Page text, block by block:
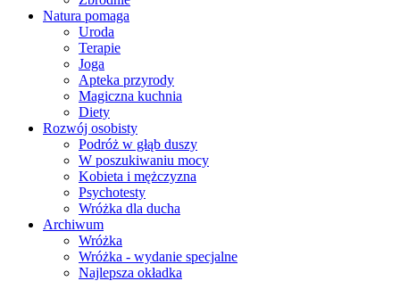
Natura pomaga
Uroda
Terapie
Joga
Apteka przyrody
Magiczna kuchnia
Diety
Rozwój osobisty
Podróż w głąb duszy
W poszukiwaniu mocy
Kobieta i mężczyzna
Psychotesty
Wróżka dla ducha
Archiwum
Wróżka
Wróżka - wydanie specjalne
Najlepsza okładka